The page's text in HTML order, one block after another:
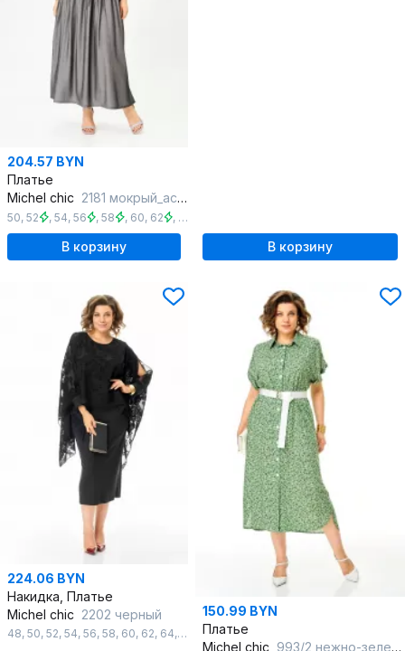
204.57 BYN
Платье
Michel chic 2181 мокрый_асфальт
50, 52 , 54, 56 , 58 , 60, 62 , 64
В корзину В корзину
224.06 BYN
Накидка, Платье
Michel chic 2202 черный
48, 50, 52, 54, 56, 58, 60, 62, 64, 66
150.99 BYN
Платье
Michel chic 993/2 нежно-зеленый